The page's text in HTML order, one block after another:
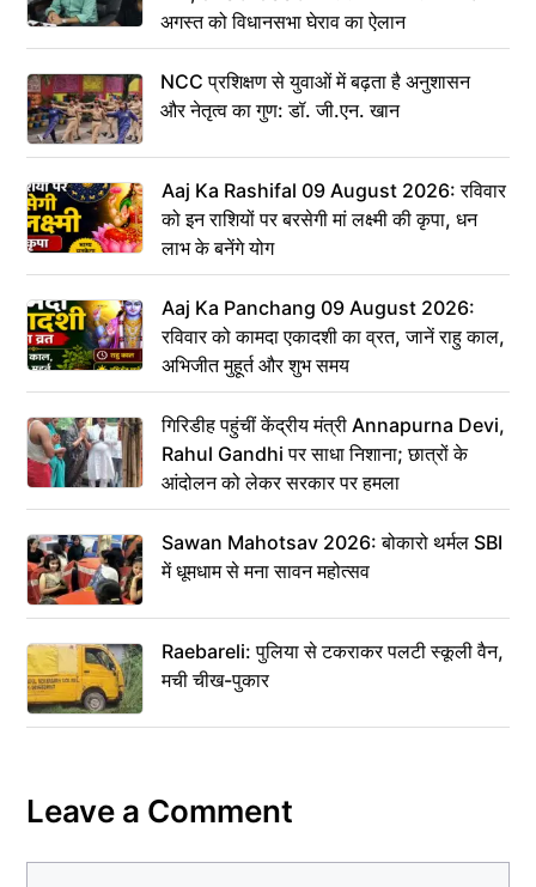
अगस्त को विधानसभा घेराव का ऐलान
NCC प्रशिक्षण से युवाओं में बढ़ता है अनुशासन
और नेतृत्व का गुण: डॉ. जी.एन. खान
Aaj Ka Rashifal 09 August 2026: रविवार
को इन राशियों पर बरसेगी मां लक्ष्मी की कृपा, धन
लाभ के बनेंगे योग
Aaj Ka Panchang 09 August 2026:
रविवार को कामदा एकादशी का व्रत, जानें राहु काल,
अभिजीत मुहूर्त और शुभ समय
गिरिडीह पहुंचीं केंद्रीय मंत्री Annapurna Devi,
Rahul Gandhi पर साधा निशाना; छात्रों के
आंदोलन को लेकर सरकार पर हमला
Sawan Mahotsav 2026: बोकारो थर्मल SBI
में धूमधाम से मना सावन महोत्सव
Raebareli: पुलिया से टकराकर पलटी स्कूली वैन,
मची चीख-पुकार
Leave a Comment